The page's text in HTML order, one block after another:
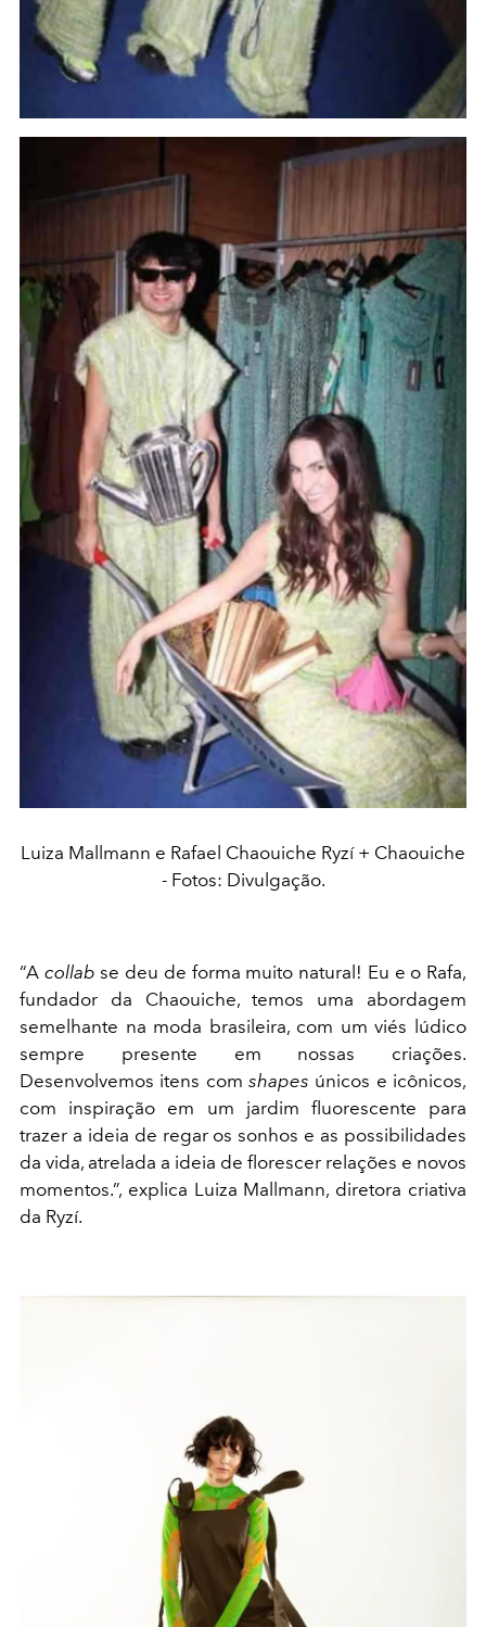
Luiza Mallmann e Rafael Chaouiche Ryzí + Chaouiche
- Fotos: Divulgação.
“A collabse deu de forma muito natural! Eu e o Rafa,
fundador da Chaouiche, temos uma abordagem
semelhante na moda brasileira, com um viés lúdico
sempre presente em nossas criações.
Desenvolvemos itens com shapes únicos e icônicos,
com inspiração em um jardim fluorescente para
trazer a ideia de regar os sonhos e as possibilidades
da vida, atrelada a ideia de florescer relações e novos
momentos.”, explica Luiza Mallmann, diretora criativa
da Ryzí.